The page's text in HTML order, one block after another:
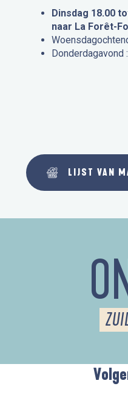
Dinsdag 18.00
naar La Forêt-
Donderdagavond
LIJST VAN